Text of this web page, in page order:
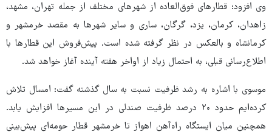
وی افزود: قطارهای فوق‌العاده از شهرهای مختلف از جمله تهران، مشهد،
زاهدان، کرمان، یزد، گرگان، ساری و سایر شهرها به مقصد خرمشهر و
کرمانشاه و بالعکس در نظر گرفته شده است. پیش‌فروش این قطارها با
اطلاع‌رسانی قبلی، به احتمال زیاد از اواخر هفته آینده آغاز خواهد شد.
موسوی با اشاره به رشد ظرفیت نسبت به سال گذشته گفت: امسال تلاش
کرده‌ایم حدود ۲۰ درصد ظرفیت صندلی در این مسیرها افزایش یابد.
همچنین میان ایستگاه راه‌آهن اهواز تا خرمشهر قطار حومه‌ای پیش‌بینی